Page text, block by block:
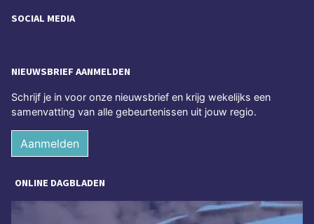
SOCIAL MEDIA
NIEUWSBRIEF AANMELDEN
Schrijf je in voor onze nieuwsbrief en krijg wekelijks een
samenvatting van alle gebeurtenissen uit jouw regio.
Aanmelden
ONLINE DAGBLADEN